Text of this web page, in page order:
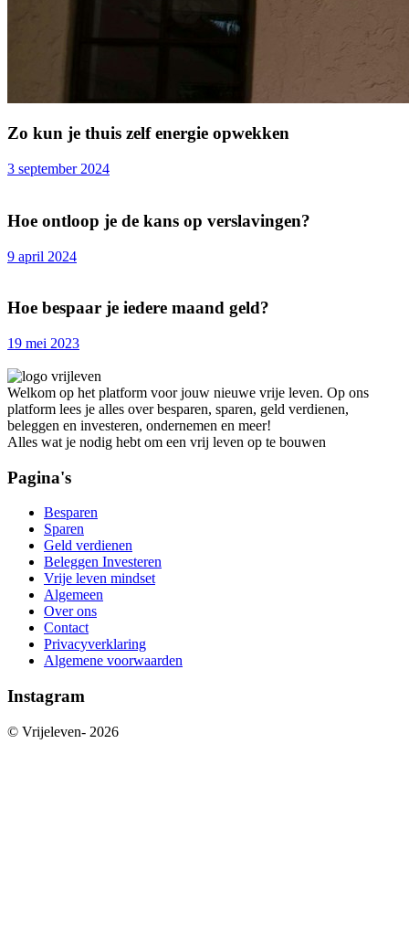
Zo kun je thuis zelf energie opwekken
3 september 2024
Hoe ontloop je de kans op verslavingen?
9 april 2024
Hoe bespaar je iedere maand geld?
19 mei 2023
Welkom op het platform voor jouw nieuwe vrije leven. Op ons
platform lees je alles over besparen, sparen, geld verdienen,
beleggen en investeren, ondernemen en meer!
Alles wat je nodig hebt om een vrij leven op te bouwen
Pagina's
Besparen
Sparen
Geld verdienen
Beleggen Investeren
Vrije leven mindset
Algemeen
Over ons
Contact
Privacyverklaring
Algemene voorwaarden
Instagram
© Vrijeleven- 2026